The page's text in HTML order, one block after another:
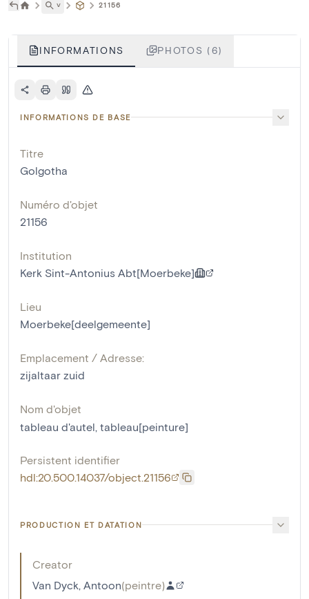
˅ 21156
INFORMATIONS PHOTOS (6)
INFORMATIONS DE BASE
Titre
Golgotha
Numéro d'objet
21156
Institution
Kerk Sint-Antonius Abt[Moerbeke]
Lieu
Moerbeke[deelgemeente]
Emplacement / Adresse:
zijaltaar zuid
Nom d'objet
tableau d'autel tableau[peinture]
Persistent identifier
hdl:20.500.14037/object.21156
PRODUCTION ET DATATION
Creator
Van Dyck, Antoon(peintre)